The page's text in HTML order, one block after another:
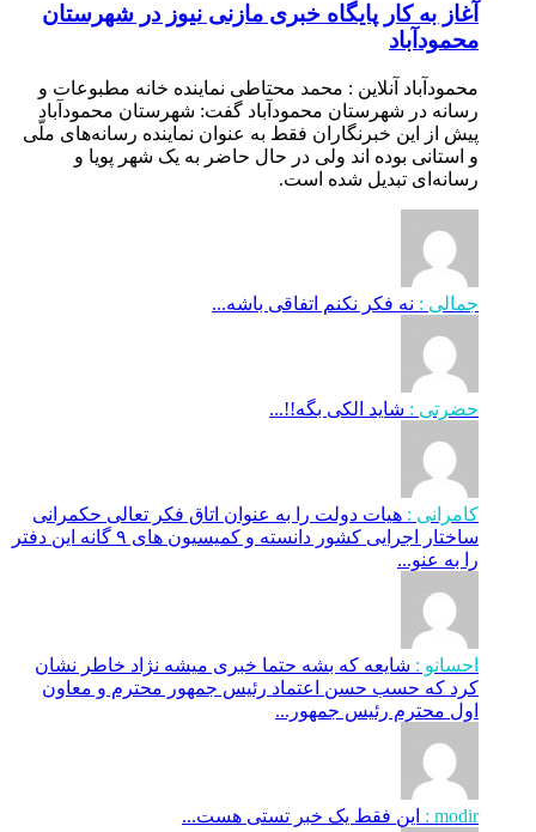
آغاز به کار پایگاه خبری مازنی نیوز در شهرستان
محمودآباد
محمودآباد آنلاین : محمد محتاطی نماینده خانه مطبوعات و
رسانه در شهرستان محمودآباد گفت: شهرستان محمودآباد
پیش از این خبرنگاران فقط به عنوان نماینده رسانه‌های ملّی
و استانی بوده اند ولی در حال حاضر به یک شهر پویا و
رسانه‌ای تبدیل شده است.
جمالی : نه فکر نکنم اتفاقی باشه...
حضرتی : شاید الکی بگه!!...
کامرانی : هیات دولت را به عنوان اتاق فکر تعالی حکمرانی
ساختار اجرایی کشور دانسته و کمیسیون های ۹ گانه این دفتر
را به عنو...
احسانو : شایعه که بشه حتما خبری میشه نژاد خاطر نشان
کرد که حسب حسن اعتماد رئیس جمهور محترم و معاون
اول محترم رئیس جمهور...
modir : این فقط یک خبر تستی هست...